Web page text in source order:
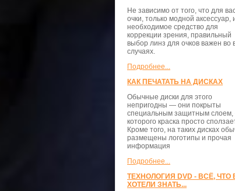
Не зависимо от того, что для
очки, только модной аксессуар,
необходимое средство для
коррекции зрения, правильный
выбор линз для очков важен во
случаях.
Подробнее...
КАК ПЕЧАТАТЬ НА ДИСКАХ
Обычные диски для этого
непригодны — они покрыты
специальным защитным слоем,
которого краска просто
Кроме того, на таких дисках
размещены логотипы и прочая
информация
Подробнее...
ТЕХНОЛОГИЯ DVD - ВСЁ, ЧТО
ХОТЕЛИ ЗНАТЬ...